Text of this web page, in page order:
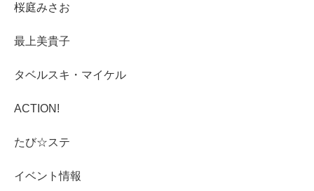
桜庭みさお
最上美貴子
タベルスキ・マイケル
ACTION!
たび☆ステ
イベント情報